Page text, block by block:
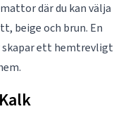
där du kan välja
beige och brun. En
skapar ett hemtrevligt